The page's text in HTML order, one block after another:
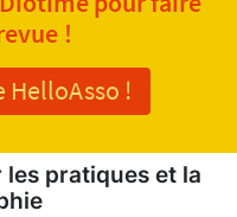
!
HelloAsso !
pratiques et la